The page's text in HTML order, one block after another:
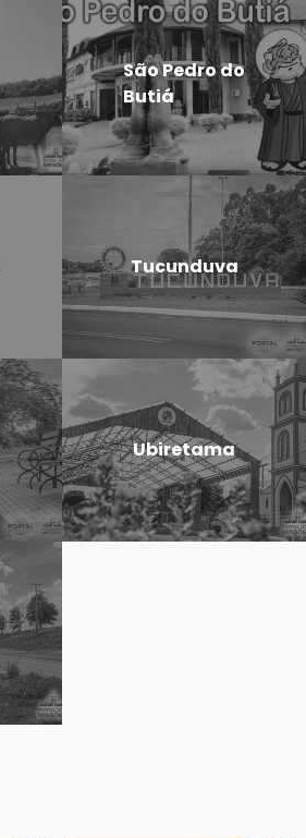
São Pedro do
Butiá
Tucunduva
Ubiretama